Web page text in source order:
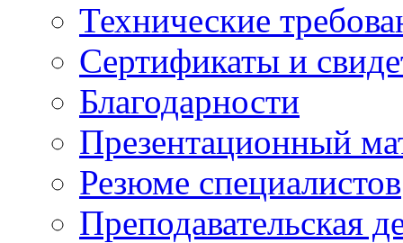
Технические
Сертификаты и
Благодарности
Презентационный
Резюме специалистов
Преподавательская